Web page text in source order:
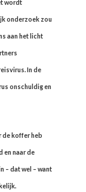
wordt
onderzoek zou
aan het licht
In de
onschuldig en
de koffer heb
en naar de
– dat wel – want